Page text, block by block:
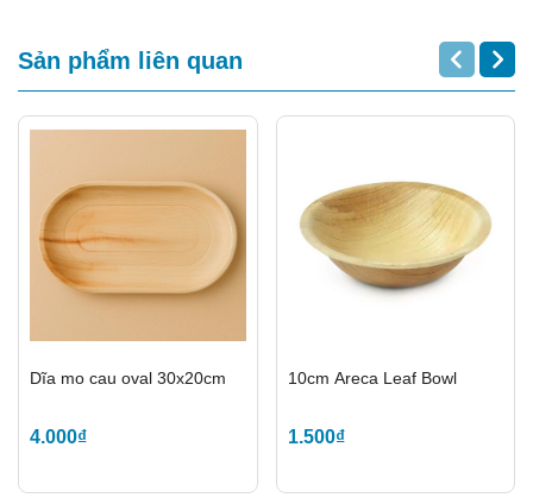
Sản phẩm liên quan
Dĩa mo cau oval 30x20cm
4.000₫
10cm Areca Leaf Bowl
1.500₫